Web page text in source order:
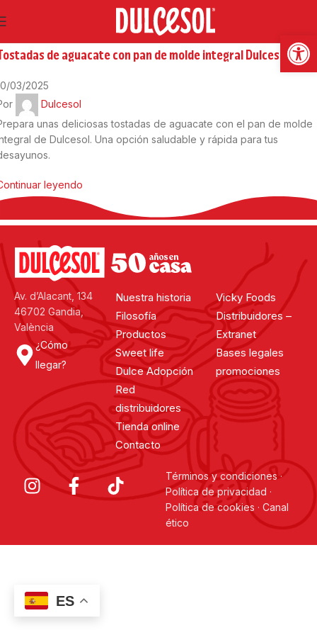
de aguacate con pan de molde integral Dulcesol
03/2025
Dulcesol
unas deliciosas tostadas de aguacate con el pan de molde
de Dulcesol. Una opción saludable y rápida para tus
leyendo
Av. d’Alacant, 134
46702 Gandia,
València
¿Cómo
llegar?
Nuestra historia
Filosofía
Productos
Sweet life
Dulce Adopción
Red
distribuidores
Tienda online
Contacto
Vicky Foods
Distribuidores –
Extranet
Bases legales
promociones
Términos y condiciones·
Política de privacidad ·
Política de cookies · Canal
ético
ES